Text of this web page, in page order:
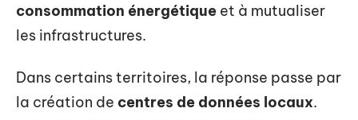
consommation énergétique et à mutualiser
les infrastructures.
Dans certains territoires, la réponse passe par
la création de centres de données locaux.